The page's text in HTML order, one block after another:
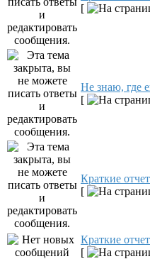
[
Не знаю, где
[
Краткие
[
Краткие
[